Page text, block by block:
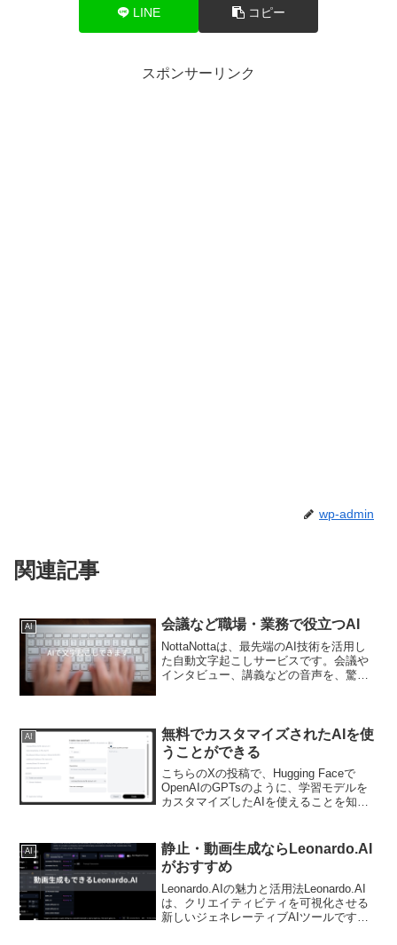
LINE コピー
スポンサーリンク
wp-admin
関連記事
AI 会議など職場・業務で役立つAI
NottaNottaは、最先端のAI技術を活用し
た自動文字起こしサービスです。会議や
インタビュー、講義などの音声を、驚く
で、作業効率...
AI
無料でカスタマイズされたAIを使
うことができる
こちらのXの投稿で、Hugging Faceで
OpenAIのGPTsのように、学習モデルを
カスタマイズしたAIを使えることを知り
Hugging Fa...
AI
静止・動画生成ならLeonardo.AI
がおすすめ
Leonardo.AIの魅力と活用法Leonardo.AI
は、クリエイティビティを可視化させる
新しいジェネレーティブAIツールです。